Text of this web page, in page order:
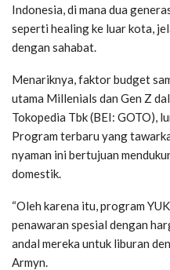
Indonesia, di mana dua
seperti healing ke luar kota,
dengan sahabat.
Menariknya, faktor budget
utama Millenials dan Gen Z
Tokopedia Tbk (BEI: GOTO),
Program terbaru yang
nyaman ini bertujuan
domestik.
“Oleh karena itu, program
penawaran spesial dengan
andal mereka untuk liburan
Armyn.